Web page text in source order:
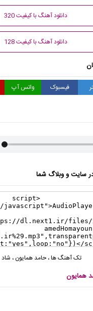
دانلود آهنگ با کیفیت 320
دانلود آهنگ با کیفیت 128
فیسبوک واتس آپ
سایت و وبلاگ شما
تک آهنگ ها،حامد همایون ، شاد
همایون